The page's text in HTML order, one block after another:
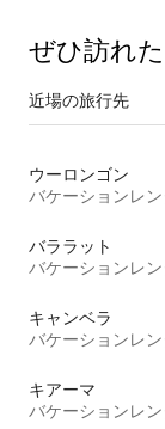
ぜひ訪⁠れ⁠
近場の旅行先
ウーロンゴン
バケーションレ
バララット
バケーションレ
キャンベラ
バケーションレ
キアーマ
バケーションレ